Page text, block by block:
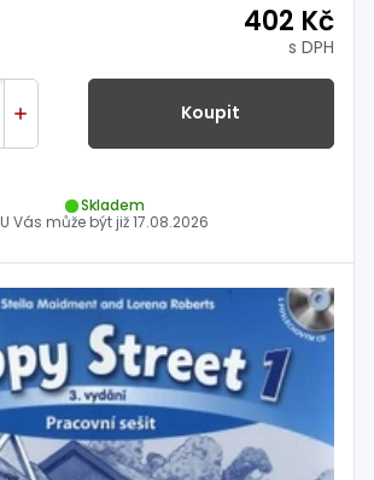
402 Kč
s DPH
Koupit
Skladem
U Vás může být již17.08.2026